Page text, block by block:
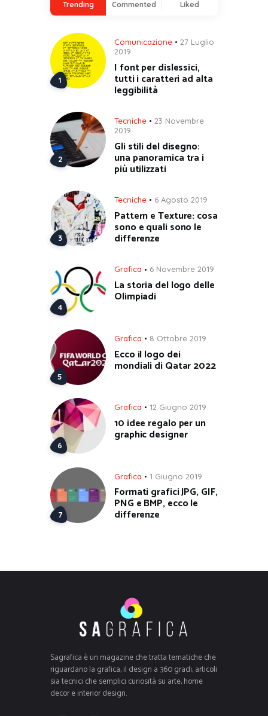
Trending Commented Liked
Comunicazione
27 Luglio
2019
I font per dislessici,
tutti i caratteri ad alta
leggibilità
Tecniche
23 Novembre
2019
Gli stili del disegno:
una panoramica tra i
più utilizzati
Tecniche 6 Agosto 2019
Pattern e Texture: cosa
sono e quali sono le
differenze
Grafica 6 Novembre 2019
La storia del logo delle
Olimpiadi
Grafica 8 Ottobre 2019
Ecco il logo dei
mondiali di Qatar 2022
Grafica 12 Giugno 2019
10 idee regalo per un
graphic designer
Grafica 1 Giugno 2019
Formati grafici JPG, GIF,
PNG e BMP, ecco le
differenze
Sagrafica è un magazine che tratta tematiche che
riguardano la grafica, il design a 360 gradi, articoli
sia tecnici che semplici curiosità su arte, home
decor e interior design.